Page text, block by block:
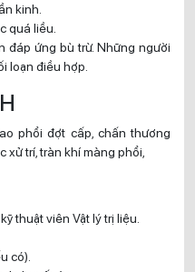
kinh.
quá liều.
đáp ứng bù trừ. Những người
loạn điều hợp.
phổi đợt cấp, chấn thương
trí, tràn khí màng phổi,
thuật viên Vật lý trị liệu.
có).